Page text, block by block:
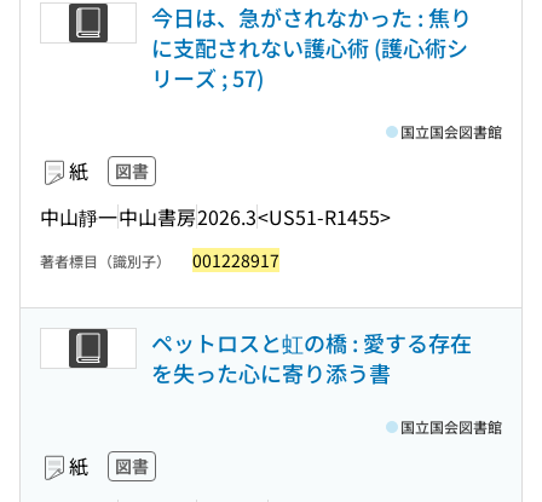
今日は、急がされなかった : 焦り
に支配されない護心術 (護心術シ
リーズ ; 57)
紙 図書
中山靜一中山書房2026.3<US51-R1455>
国立国会図書館
著者標目（識別子） 001228917
ペットロスと虹の橋 : 愛する存在
を失った心に寄り添う書
紙 図書
国立国会図書館